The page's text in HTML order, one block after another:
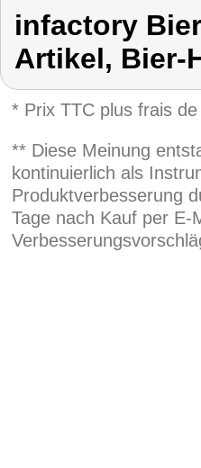
infactory
Artikel, Bier-
* Prix TTC plus frais
** Diese Meinung
kontinuierlich als
Produktverbesserung
Tage nach Kauf per E-